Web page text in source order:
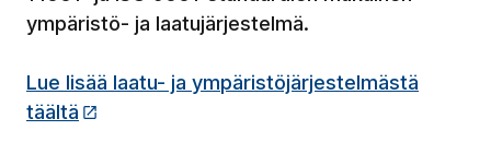
ympäristö- ja laatujärjestelmä.
Lue lisää laatu- ja ympäristöjärjestelmästä
täältä